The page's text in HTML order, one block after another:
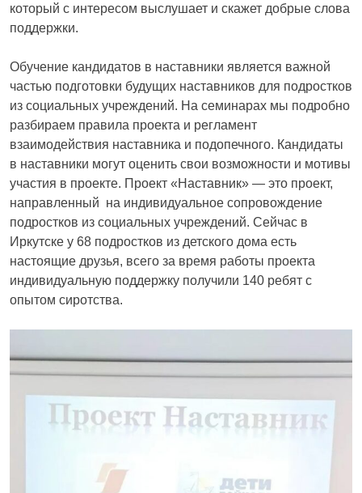
который с интересом выслушает и скажет добрые слова
поддержки.
Обучение кандидатов в наставники является важной
частью подготовки будущих наставников для подростков
из социальных учреждений. На семинарах мы подробно
разбираем правила проекта и регламент
взаимодействия наставника и подопечного. Кандидаты
в наставники могут оценить свои возможности и мотивы
участия в проекте. Проект «Наставник» — это проект,
направленный на индивидуальное сопровождение
подростков из социальных учреждений. Сейчас в
Иркутске у 68 подростков из детского дома есть
настоящие друзья, всего за время работы проекта
индивидуальную поддержку получили 140 ребят с
опытом сиротства.